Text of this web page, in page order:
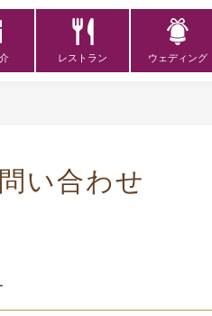
レストラン ウェディング
い合わせ